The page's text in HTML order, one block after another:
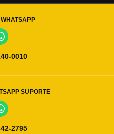
0010
SUPORTE
2795